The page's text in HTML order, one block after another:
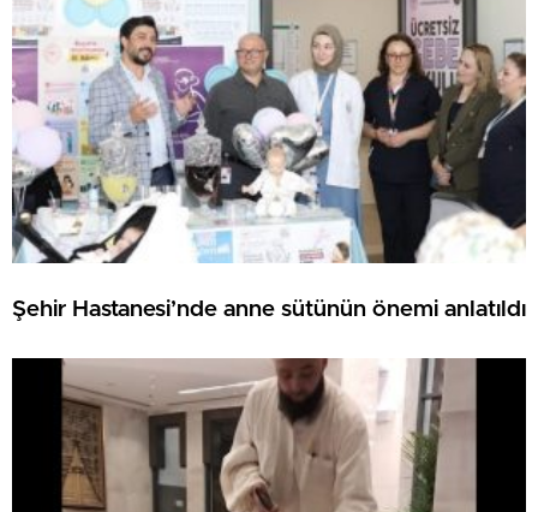
Şehir Hastanesi’nde anne sütünün önemi anlatıldı